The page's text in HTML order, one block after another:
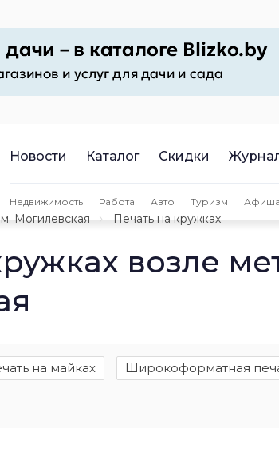
Новости Каталог Скидки
Недвижимость Работа Авто Туризм Афиша
Могилевская Печать на кружках
возле
на майках Широкоформатная